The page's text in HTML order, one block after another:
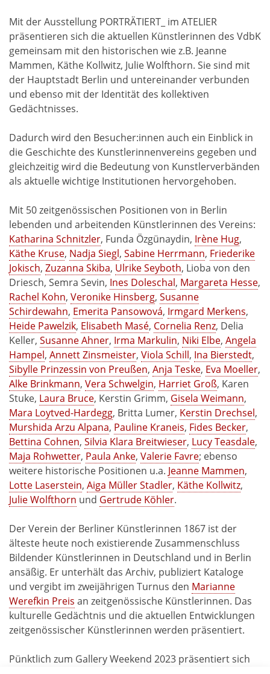
Mit der Ausstellung PORTRÄTIERT_ im ATELIER
präsentieren sich die aktuellen Künstlerinnen des VdbK
gemeinsam mit den historischen wie z.B. Jeanne
Mammen, Käthe Kollwitz, Julie Wolfthorn. Sie sind mit
der Hauptstadt Berlin und untereinander verbunden
und ebenso mit der Identität des kollektiven
Gedächtnisses.
Dadurch wird den Besucher:innen auch ein Einblick in
die Geschichte des Kunstlerinnenvereins gegeben und
gleichzeitig wird die Bedeutung von Kunstlerverbänden
als aktuelle wichtige Institutionen hervorgehoben.
Mit 50 zeitgenössischen Positionen von in Berlin
lebenden und arbeitenden Künstlerinnen des Vereins:
Katharina Schnitzler, Funda Özgünaydin, Irène Hug,
Käthe Kruse, Nadja Siegl, Sabine Herrmann, Friederike
Jokisch, Zuzanna Skiba, Ulrike Seyboth, Lioba von den
Driesch, Semra Sevin, Ines Doleschal, Margareta Hesse,
Rachel Kohn, Veronike Hinsberg, Susanne
Schirdewahn, Emerita Pansowová, Irmgard Merkens,
Heide Pawelzik, Elisabeth Masé, Cornelia Renz, Delia
Keller, Susanne Ahner, Irma Markulin, Niki Elbe, Angela
Hampel, Annett Zinsmeister, Viola Schill, Ina Bierstedt,
Sibylle Prinzessin von Preußen, Anja Teske, Eva Moeller,
Alke Brinkmann, Vera Schwelgin, Harriet Groß, Karen
Stuke, Laura Bruce, Kerstin Grimm, Gisela Weimann,
Mara Loytved-Hardegg, Britta Lumer, Kerstin Drechsel,
Murshida Arzu Alpana, Pauline Kraneis, Fides Becker,
Bettina Cohnen, Silvia Klara Breitwieser, Lucy Teasdale,
Maja Rohwetter, Paula Anke, Valerie Favre; ebenso
weitere historische Positionen u.a. Jeanne Mammen,
Lotte Laserstein, Aiga Müller Stadler, Käthe Kollwitz,
Julie Wolfthorn und Gertrude Köhler.
Der Verein der Berliner Künstlerinnen 1867 ist der
älteste heute noch existierende Zusammenschluss
Bildender Künstlerinnen in Deutschland und in Berlin
ansäßig. Er unterhält das Archiv, publiziert Kataloge
und vergibt im zweijährigen Turnus den Marianne
Werefkin Preis an zeitgenössische Künstlerinnen. Das
kulturelle Gedächtnis und die aktuellen Entwicklungen
zeitgenössischer Künstlerinnen werden präsentiert.
Pünktlich zum Gallery Weekend 2023 präsentiert sich